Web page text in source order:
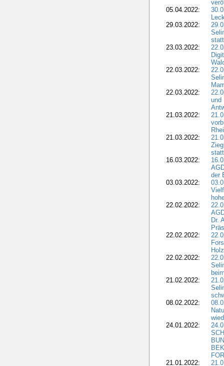
05.04.2022:
29.03.2022:
23.03.2022:
22.03.2022:
22.03.2022:
und
21.03.2022:
21.03.2022:
16.03.2022:
der
03.03.2022:
22.02.2022:
Dr.
22.02.2022:
22.02.2022:
21.02.2022:
08.02.2022:
24.01.2022:
21.01.2022: